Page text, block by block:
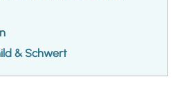
& Schwert